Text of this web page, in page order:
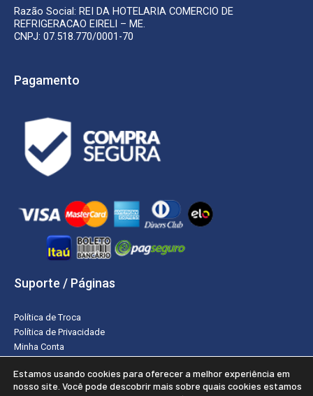
Razão Social: REI DA HOTELARIA COMERCIO DE
REFRIGERACAO EIRELI – ME.
CNPJ: 07.518.770/0001-70
Pagamento
Suporte / Páginas
Política de Troca
Política de Privacidade
Minha Conta
Estamos usando cookies para oferecer a melhor experiência em
nosso site. Você pode descobrir mais sobre quais cookies estamos